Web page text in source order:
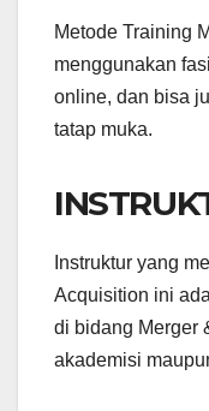
Metode Training
menggunakan
online, dan bisa
tatap muka.
Instruktur yang
Acquisition ini
di bidang Merger
akademisi